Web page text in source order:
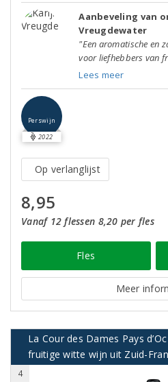
Aanbeveling van
Vreugdewater
"Een aromatische en
voor liefhebbers van
Lees meer
Perswijn
2022
Op verlanglijst
8,95
Vanaf 12 flessen 8,20 per fles
Fles
Meer
La Cour des Dames Pays
fruitige witte wijn uit Zuid-
4